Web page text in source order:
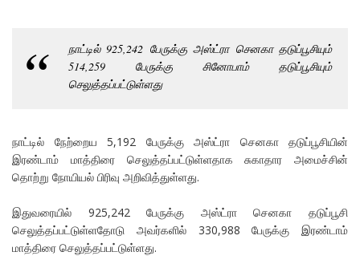
நாட்டில் 925,242 பேருக்கு அஸ்ட்ரா செனகா தடுப்பூசியும்
514,259 பேருக்கு சினோபாம் தடுப்பூசியும்
செலுத்தப்பட்டுள்ளது
நாட்டில் நேற்றைய 5,192 பேருக்கு அஸ்ட்ரா செனகா தடுப்பூசியின்
இரண்டாம் மாத்திரை செலுத்தப்பட்டுள்ளதாக சுகாதார அமைச்சின்
தொற்று நோயியல் பிரிவு அறிவித்துள்ளது.
இதுவரையில் 925,242 பேருக்கு அஸ்ட்ரா செனகா தடுப்பூசி
செலுத்தப்பட்டுள்ளதோடு அவர்களில் 330,988 பேருக்கு இரண்டாம்
மாத்திரை செலுத்தப்பட்டுள்ளது.